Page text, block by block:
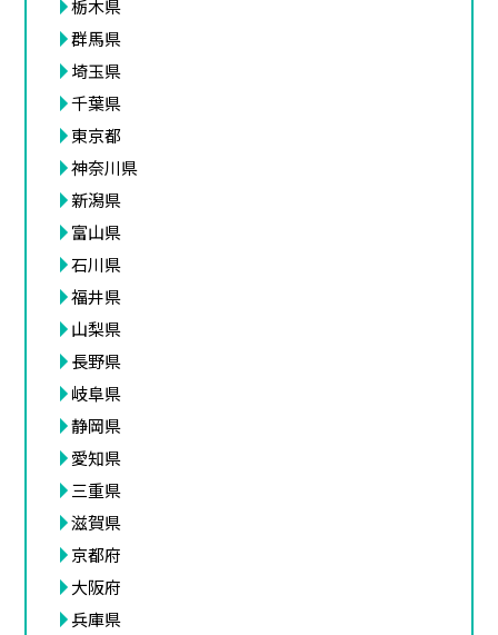
栃木県
群馬県
埼玉県
千葉県
東京都
神奈川県
新潟県
富山県
石川県
福井県
山梨県
長野県
岐阜県
静岡県
愛知県
三重県
滋賀県
京都府
大阪府
兵庫県